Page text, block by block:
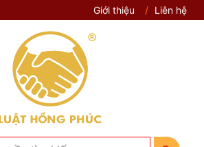
Giới thiệu Liên hệ